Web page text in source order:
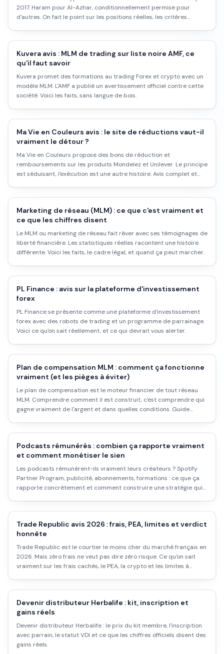
2017. Haram pour Al-Azhar, conditionnellement permise pour
d'autres. On fait le point sur les positions réelles, les critères
Kuvera avis : MLM de trading sur liste noire AMF, ce
qu'il faut savoir
Kuvera promet des formations au trading Forex et crypto avec un
modèle MLM. L'AMF a publié un avertissement officiel contre cette
société. Voici les faits, sans langue de bois.
Ma Vie en Couleurs avis : le site de réductions vaut-il
vraiment le détour ?
Ma Vie en Couleurs propose des bons de réduction et
remboursements sur les produits Mondelez et Unilever. Le principe
est séduisant, l'exécution est une autre histoire. Avis complet et
Marketing de réseau (MLM) : ce que c'est vraiment et
ce que les chiffres disent
Le MLM ou marketing de réseau fait rêver avec ses témoignages de
liberté financière. Les statistiques réelles racontent une histoire
différente. Voici les faits, le cadre légal, et quand ça peut marcher.
PL Finance : avis sur la plateforme d'investissement
forex
PL Finance se présente comme une plateforme d'investissement
forex avec des robots de trading et un programme de parrainage.
Voici ce qu'on sait réellement, et ce qui devrait vous alerter.
Plan de compensation MLM : comment ça fonctionne
vraiment (et les pièges à éviter)
Le plan de compensation est le moteur financier de tout réseau
MLM. Comprendre comment il est construit, c'est comprendre qui
gagne vraiment de l'argent et dans quelles conditions. Guide
Podcasts rémunérés : combien ça rapporte vraiment
et comment monétiser le sien
Les podcasts rémunèrent-ils vraiment leurs créateurs ? Spotify
Partner Program, publicité, abonnements, formations : ce que ça
rapporte concrètement et comment construire une stratégie qui
Trade Republic avis 2026 : frais, PEA, limites et verdict
honnête
Trade Republic est le courtier le moins cher du marché français en
2026. Mais zéro frais ne veut pas dire zéro risque. Ce qu'on sait
vraiment sur les frais cachés, le PEA, la crypto et les limites à
Devenir distributeur Herbalife : kit, inscription et
gains réels
Devenir distributeur Herbalife : le prix du kit membre, l'inscription
avec parrain, le statut VDI et ce que les chiffres officiels disent des
gains réels.